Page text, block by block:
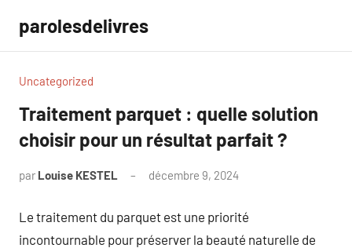
contenu
parolesdelivres
Uncategorized
Traitement parquet : quelle solution
choisir pour un résultat parfait ?
par Louise KESTEL décembre 9, 2024
Le traitement du parquet est une priorité
incontournable pour préserver la beauté naturelle de